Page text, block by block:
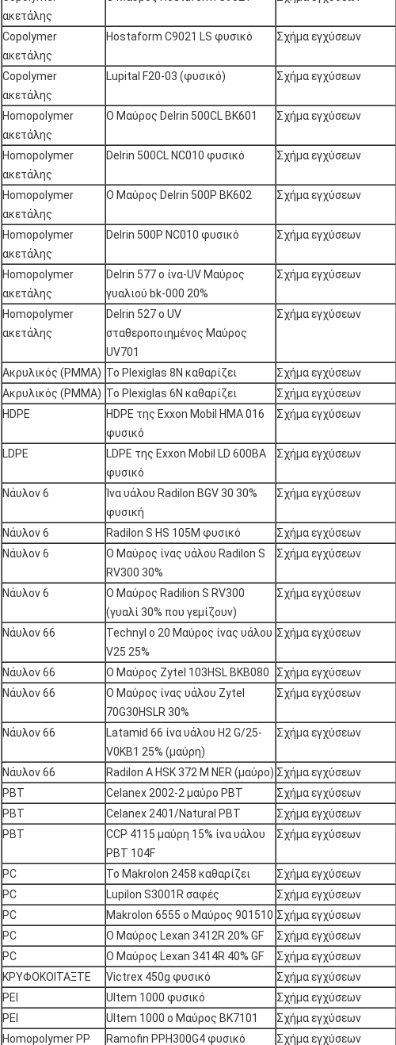
ακετάλης
Copolymer
ακετάλης
Hostaform C9021 LS φυσικό Σχήμα εγχύσεων
Copolymer
ακετάλης
Lupital F20-03 (φυσικό) Σχήμα εγχύσεων
Homopolymer
ακετάλης
Ο Μαύρος Delrin 500CL BK601 Σχήμα εγχύσεων
Homopolymer
ακετάλης
Delrin 500CL NC010 φυσικό Σχήμα εγχύσεων
Homopolymer
ακετάλης
Ο Μαύρος Delrin 500P BK602 Σχήμα εγχύσεων
Homopolymer
ακετάλης
Delrin 500P NC010 φυσικό Σχήμα εγχύσεων
Homopolymer
ακετάλης
Delrin 577 ο ίνα-UV Μαύρος
γυαλιού bk-000 20%
Σχήμα εγχύσεων
Homopolymer
ακετάλης
Delrin 527 ο UV
σταθεροποιημένος Μαύρος
UV701
Σχήμα εγχύσεων
Ακρυλικός (PMMA) Το Plexiglas 8N καθαρίζει Σχήμα εγχύσεων
Ακρυλικός (PMMA) Το Plexiglas 6N καθαρίζει Σχήμα εγχύσεων
HDPE
HDPE της Exxon Mobil HMA 016
φυσικό
Σχήμα εγχύσεων
LDPE
LDPE της Exxon Mobil LD 600BA
φυσικό
Σχήμα εγχύσεων
Νάυλον 6
Ίνα υάλου Radilon BGV 30 30%
φυσική
Σχήμα εγχύσεων
Νάυλον 6 Radilon S HS 105M φυσικό Σχήμα εγχύσεων
Νάυλον 6
Ο Μαύρος ίνας υάλου Radilon S
RV300 30%
Σχήμα εγχύσεων
Νάυλον 6
Ο Μαύρος Radilion S RV300
(γυαλί 30% που γεμίζουν)
Σχήμα εγχύσεων
Νάυλον 66
Technyl ο 20 Μαύρος ίνας υάλου
V25 25%
Σχήμα εγχύσεων
Νάυλον 66 Ο Μαύρος Zytel 103HSL BKB080 Σχήμα εγχύσεων
Νάυλον 66
Ο Μαύρος ίνας υάλου Zytel
70G30HSLR 30%
Σχήμα εγχύσεων
Νάυλον 66
Latamid 66 ίνα υάλου H2 G/25-
V0KB1 25% (μαύρη)
Σχήμα εγχύσεων
Νάυλον 66 Radilon Α HSK 372 Μ NER (μαύρο) Σχήμα εγχύσεων
PBT
Celanex 2002-2 μαύρο PBT Σχήμα εγχύσεων
PBT
Celanex 2401/Natural PBT Σχήμα εγχύσεων
PBT
CCP 4115 μαύρη 15% ίνα υάλου
PBT 104F
Σχήμα εγχύσεων
PC Το Makrolon 2458 καθαρίζει Σχήμα εγχύσεων
PC
Lupilon S3001R σαφές Σχήμα εγχύσεων
PC
Makrolon 6555 ο Μαύρος 901510 Σχήμα εγχύσεων
PC
Ο Μαύρος Lexan 3412R 20% GF Σχήμα εγχύσεων
PC
Ο Μαύρος Lexan 3414R 40% GF Σχήμα εγχύσεων
ΚΡΥΦΟΚΟΙΤΑΞΤΕ
Victrex 450g φυσικό Σχήμα εγχύσεων
PEI
Ultem 1000 φυσικό Σχήμα εγχύσεων
PEI
Ultem 1000 ο Μαύρος BK7101 Σχήμα εγχύσεων
Homopolymer PP
Ramofin PPH300G4 φυσικό Σχήμα εγχύσεων